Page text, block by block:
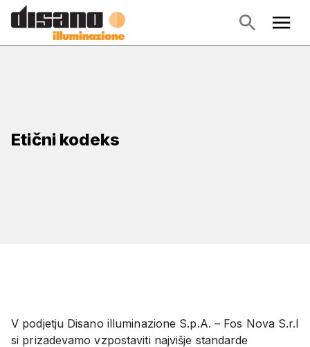
Etični kodeks
V podjetju Disano illuminazione S.p.A. – Fos Nova S.r.l
si prizadevamo vzpostaviti najvišje standarde